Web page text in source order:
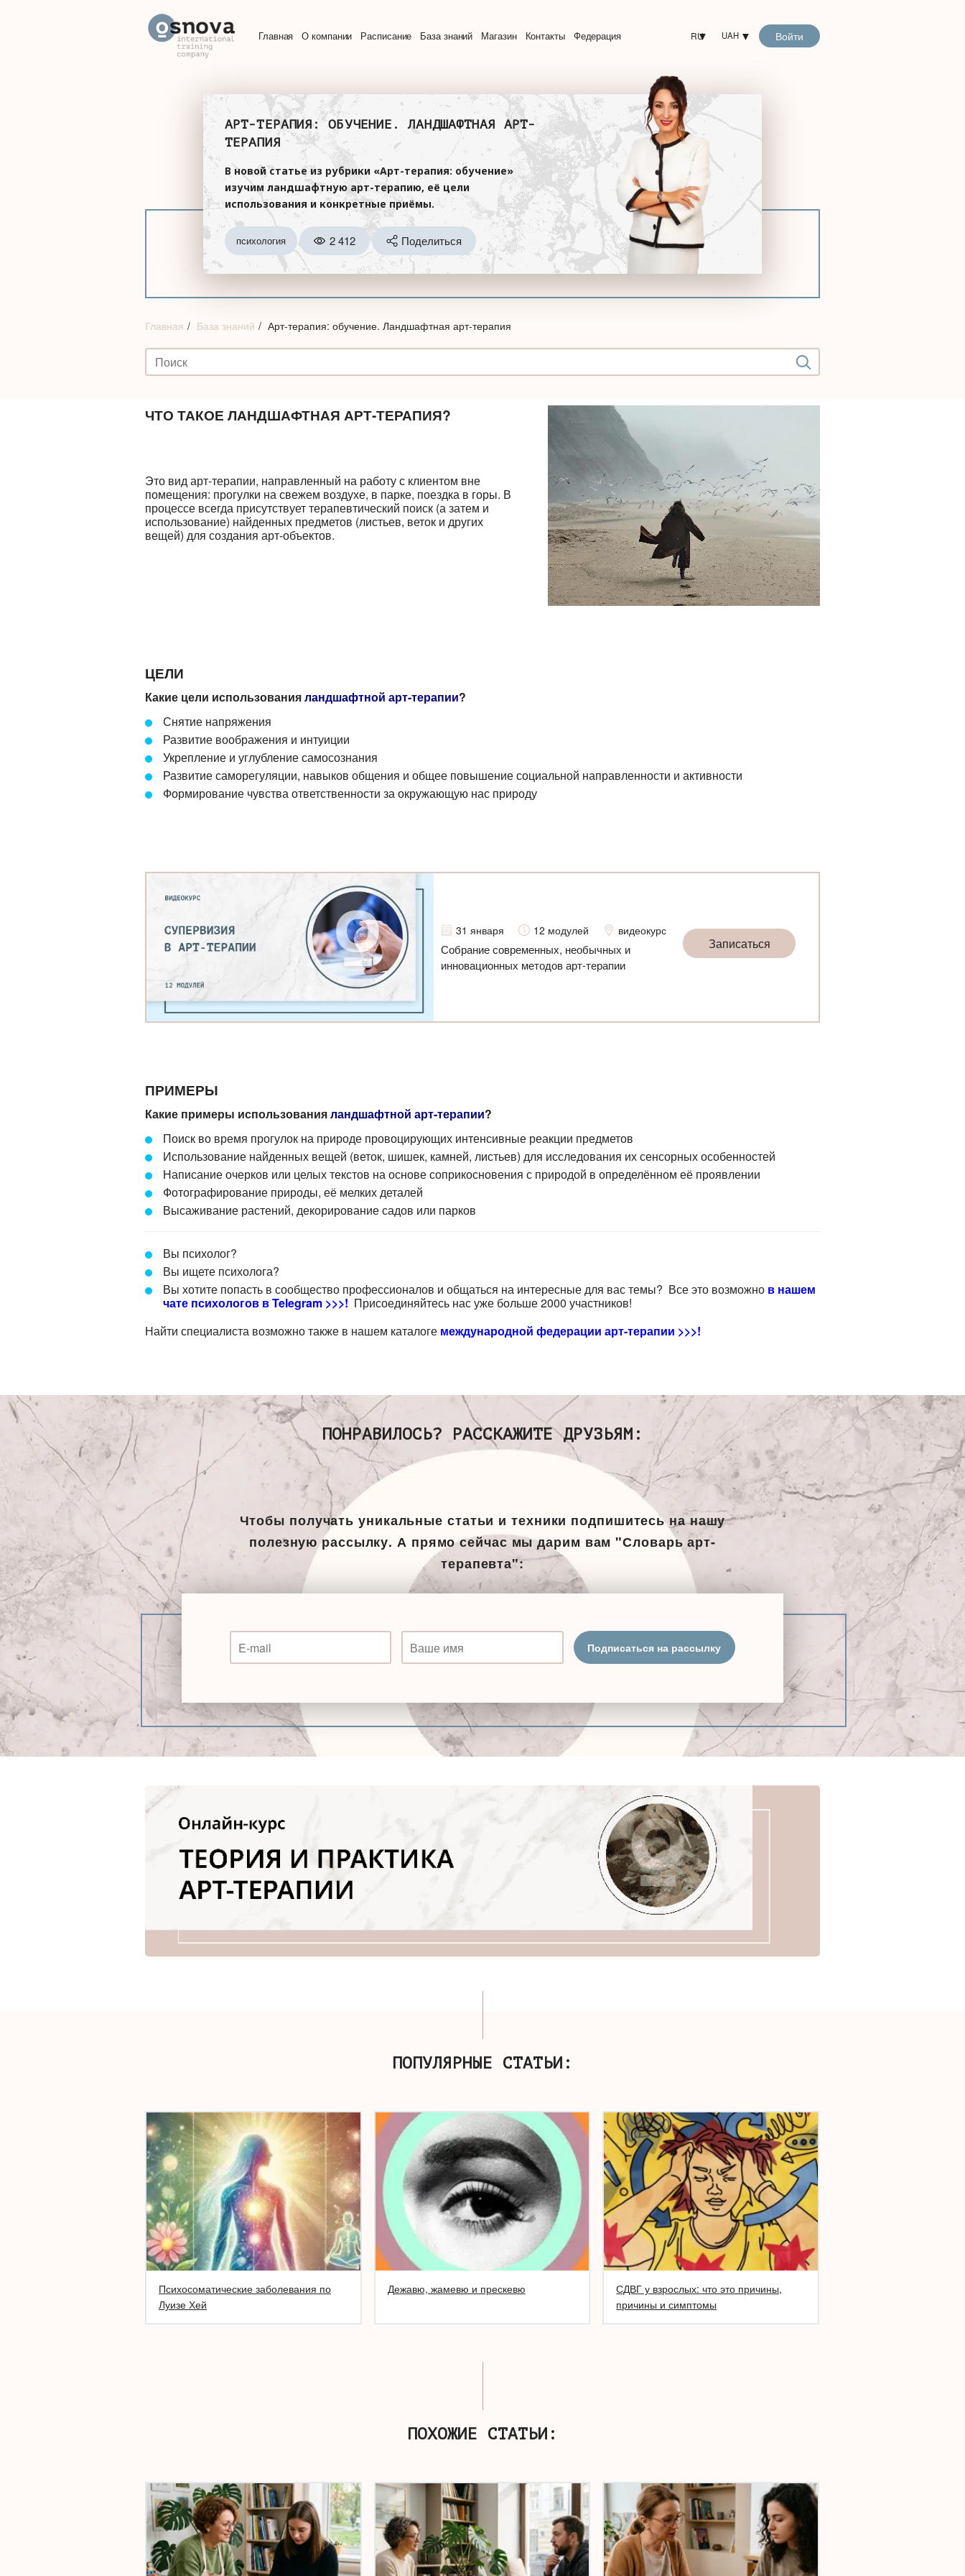
Главная О компании Расписание База знаний Магазин Контакты Федерация RU UAH Войти
АРТ-ТЕРАПИЯ: ОБУЧЕНИЕ. ЛАНДШАФТНАЯ АРТ-
ТЕРАПИЯ
В новой статье из рубрики «Арт-терапия: обучение»
изучим ландшафтную арт-терапию, её цели
использования и конкретные приёмы.
психология 2 412 Поделиться
Главная База знаний Арт-терапия: обучение. Ландшафтная арт-терапия
ЧТО ТАКОЕ ЛАНДШАФТНАЯ АРТ-ТЕРАПИЯ?
Это вид арт-терапии, направленный на работу с клиентом вне
помещения: прогулки на свежем воздухе, в парке, поездка в горы. В
процессе всегда присутствует терапевтический поиск (а затем и
использование) найденных предметов (листьев, веток и других
вещей) для создания арт-объектов.
ЦЕЛИ
Какие цели использованияландшафтной арт-терапии?
Снятие напряжения
Развитие воображения и интуиции
Укрепление и углубление самосознания
Развитие саморегуляции, навыков общения и общее повышение социальной направленности и активности
Формирование чувства ответственности за окружающую нас природу
31 января 12 модулей видеокурс
Собрание современных, необычных и
инновационных методов арт-терапии
Записаться
ПРИМЕРЫ
Какие примеры использованияландшафтной арт-терапии?
Поиск во время прогулок на природе провоцирующих интенсивные реакции предметов
Использование найденных вещей (веток, шишек, камней, листьев) для исследования их сенсорных особенностей
Написание очерков или целых текстов на основе соприкосновения с природой в определённом её проявлении
Фотографирование природы, её мелких деталей
Высаживание растений, декорирование садов или парков
Вы психолог?
Вы ищете психолога?
Вы хотите попасть в сообщество профессионалов и общаться на интересные для вас темы? Все это возможно в нашем
чате психологов в Telegram >>>! Присоединяйтесь нас уже больше 2000 участников!
Найти специалиста возможно также в нашем каталоге международной федерации арт-терапии >>>!
ПОНРАВИЛОСЬ? РАССКАЖИТЕ ДРУЗЬЯМ:
Чтобы получать уникальные статьи и техники подпишитесь на нашу
полезную рассылку. А прямо сейчас мы дарим вам "Словарь арт-
терапевта":
Подписаться на рассылку
ПОПУЛЯРНЫЕ СТАТЬИ:
Психосоматические заболевания по
Луизе Хей
Дежавю, жамевю и прескевю
СДВГ у взрослых: что это причины,
причины и симптомы
ПОХОЖИЕ СТАТЬИ: